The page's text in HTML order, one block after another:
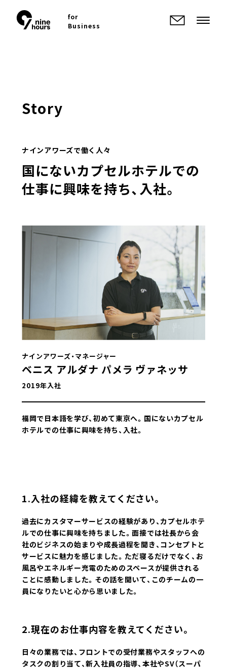
for
Business
Story
ナインアワーズで働く人々
国にないカプセルホテルでの
仕事に興味を持ち、入社。
ナインアワーズ・マネージャー
ベニス アルダナ パメラ ヴァネッサ
2019年入社
福岡で日本語を学び、初めて東京へ。国にないカプセル
ホテルでの仕事に興味を持ち、入社。
1.入社の経緯を教えてください。
過去にカスタマーサービスの経験があり、カプセルホテ
ルでの仕事に興味を持ちました。面接では社長から会
社のビジネスの始まりや成長過程を聞き、コンセプトと
サービスに魅力を感じました。ただ寝るだけでなく、お
風呂やエネルギー充電のためのスペースが提供される
ことに感動しました。その話を聞いて、このチームの一
員になりたいと心から思いました。
2.現在のお仕事内容を教えてください。
日々の業務では、フロントでの受付業務やスタッフへの
タスクの割り当て、新入社員の指導、本社やSV（スーパ